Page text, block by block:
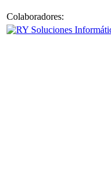
Colaboradores: